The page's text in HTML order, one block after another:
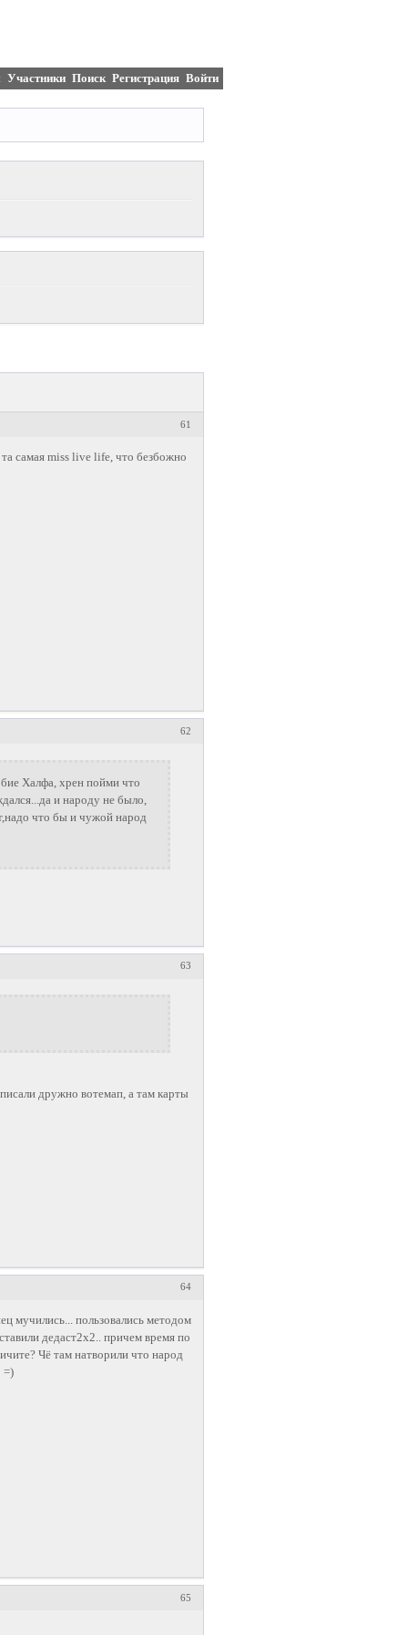
Участники Поиск Регистрация Войти
61
самая miss live life, что безбожно
62
Халфа, хрен пойми что
и народу не было,
что бы и чужой народ
63
дружно вотемап, а там карты
64
мучились... пользовались методом
дедаст2х2.. причем время по
Чё там натворили что народ
=)
65